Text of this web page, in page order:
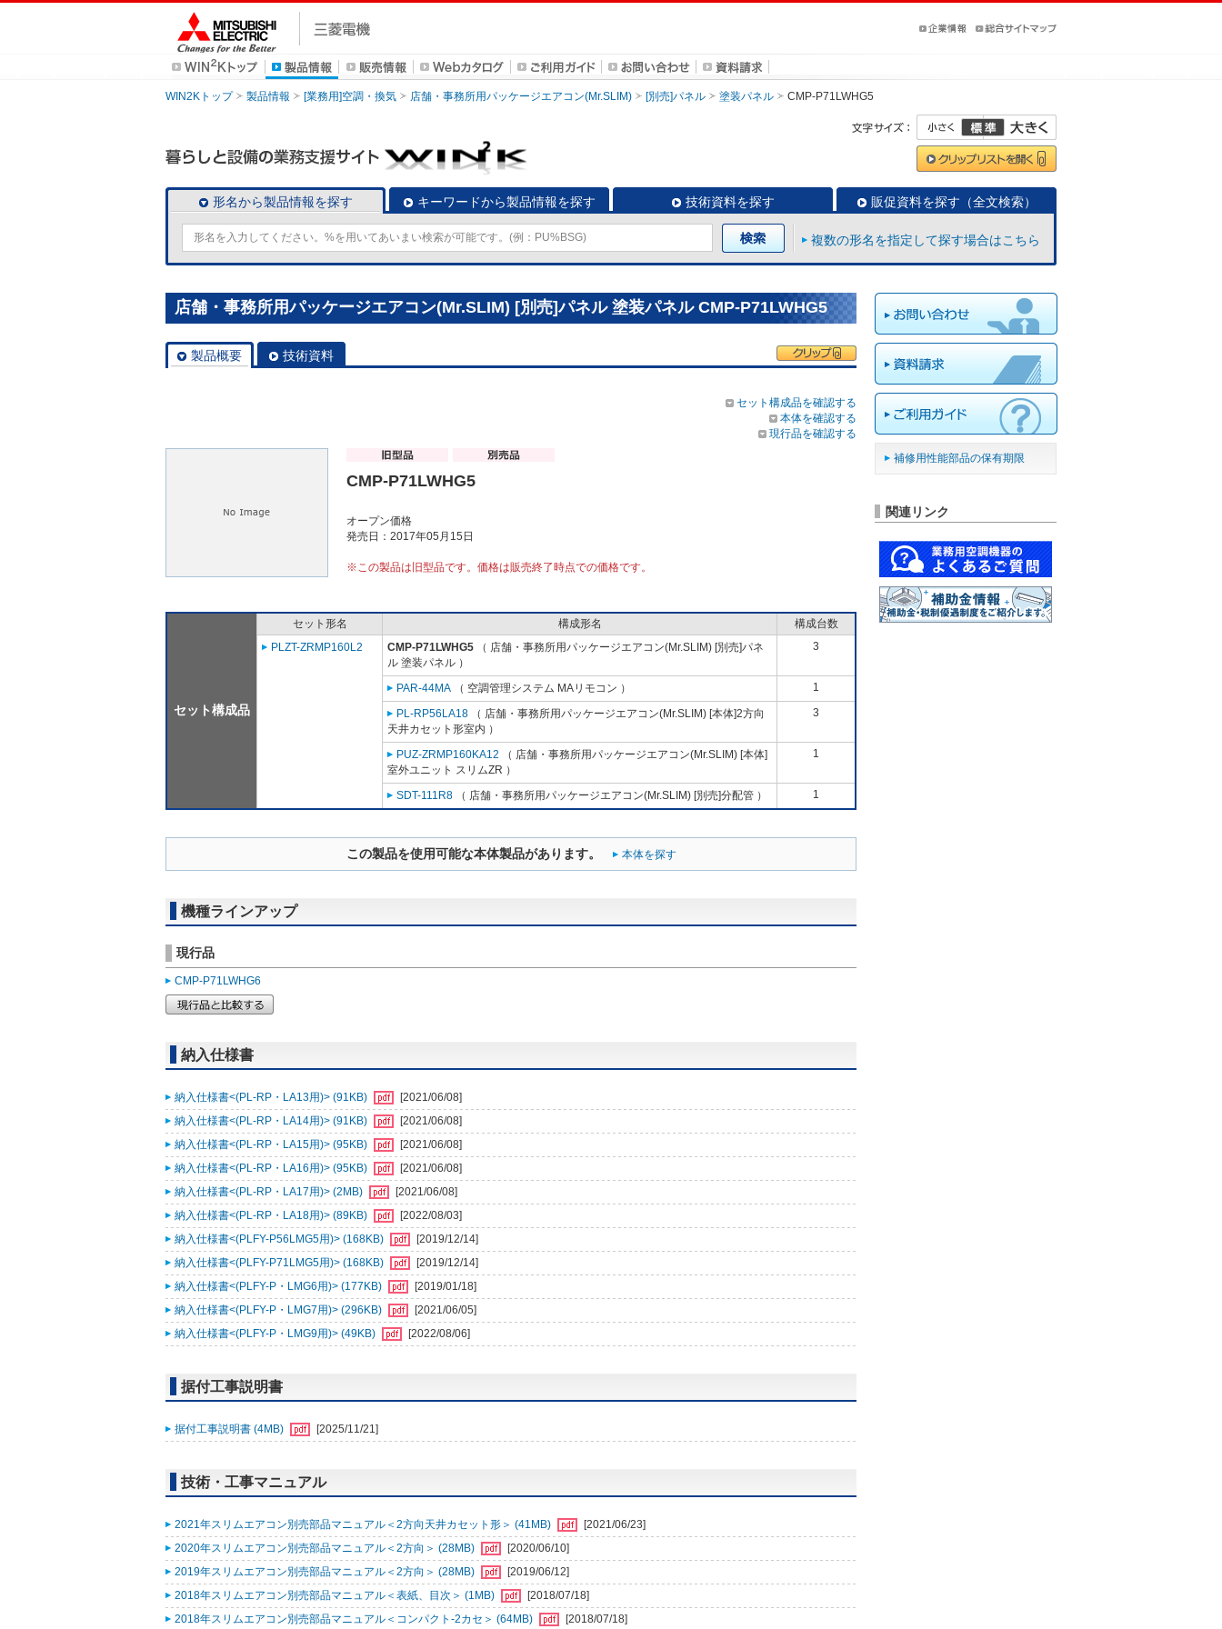
WIN2Kトップ 製品情報 [業務用]空調・換気 店舗・事務所用パッケージエアコン(Mr.SLIM) [別売]パネル 塗装パネル CMP-P71LWHG5
形名から製品情報を探す キーワードから製品情報を探す 技術資料を探す 販促資料を探す（全文検索）
複数の形名を指定して探す場合はこちら
店舗・事務所用パッケージエアコン(Mr.SLIM) [別売]パネル 塗装パネル CMP-P71LWHG5
製品概要 技術資料
セット構成品を確認する
本体を確認する
現行品を確認する
CMP-P71LWHG5
オープン価格
発売日：2017年05月15日
※この製品は旧型品です。価格は販売終了時点での価格です。
セット構成品
セット形名 構成形名
構成台数
PLZT-ZRMP160L2
CMP-P71LWHG5 （ 店舗・事務所用パッケージエアコン(Mr.SLIM) [別売]パネ
ル 塗装パネル ）
3
PAR-44MA （ 空調管理システム MAリモコン ） 1
PL-RP56LA18 （ 店舗・事務所用パッケージエアコン(Mr.SLIM) [本体]2方向
天井カセット形室内 ）
3
PUZ-ZRMP160KA12 （ 店舗・事務所用パッケージエアコン(Mr.SLIM) [本体]
室外ユニット スリムZR ）
1
SDT-111R8 （ 店舗・事務所用パッケージエアコン(Mr.SLIM) [別売]分配管 ） 1
この製品を使用可能な本体製品があります。 本体を探す
機種ラインアップ
現行品
CMP-P71LWHG6
納入仕様書
納入仕様書<(PL-RP・LA13用)> (91KB)
[2021/06/08]
納入仕様書<(PL-RP・LA14用)> (91KB)
[2021/06/08]
納入仕様書<(PL-RP・LA15用)> (95KB)
[2021/06/08]
納入仕様書<(PL-RP・LA16用)> (95KB)
[2021/06/08]
納入仕様書<(PL-RP・LA17用)> (2MB)
[2021/06/08]
納入仕様書<(PL-RP・LA18用)> (89KB)
[2022/08/03]
納入仕様書<(PLFY-P56LMG5用)> (168KB)
[2019/12/14]
納入仕様書<(PLFY-P71LMG5用)> (168KB)
[2019/12/14]
納入仕様書<(PLFY-P・LMG6用)> (177KB)
[2019/01/18]
納入仕様書<(PLFY-P・LMG7用)> (296KB)
[2021/06/05]
納入仕様書<(PLFY-P・LMG9用)> (49KB)
[2022/08/06]
据付工事説明書
据付工事説明書 (4MB) [2025/11/21]
技術・工事マニュアル
2021年スリムエアコン別売部品マニュアル＜2方向天井カセット形＞ (41MB)
[2021/06/23]
2020年スリムエアコン別売部品マニュアル＜2方向＞ (28MB)
[2020/06/10]
2019年スリムエアコン別売部品マニュアル＜2方向＞ (28MB)
[2019/06/12]
2018年スリムエアコン別売部品マニュアル＜表紙、目次＞ (1MB)
[2018/07/18]
2018年スリムエアコン別売部品マニュアル＜コンパクト-2カセ＞ (64MB)
[2018/07/18]
補修用性能部品の保有期限
関連リンク